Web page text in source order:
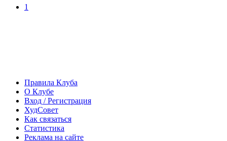
1
Правила Клуба
О Клубе
Вход / Регистрация
ХудСовет
Как связаться
Статистика
Реклама на сайте